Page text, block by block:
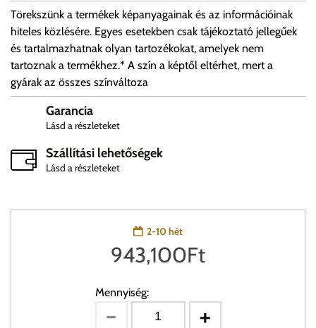
Törekszünk a termékek képanyagainak és az információinak
hiteles közlésére. Egyes esetekben csak tájékoztató jellegűek
és tartalmazhatnak olyan tartozékokat, amelyek nem
tartoznak a termékhez.* A szín a képtől eltérhet, mert a
gyárak az összes színváltoza
Garancia
Lásd a részleteket
Szállítási lehetőségek
Lásd a részleteket
2-10 hét
943,100Ft
Mennyiség: